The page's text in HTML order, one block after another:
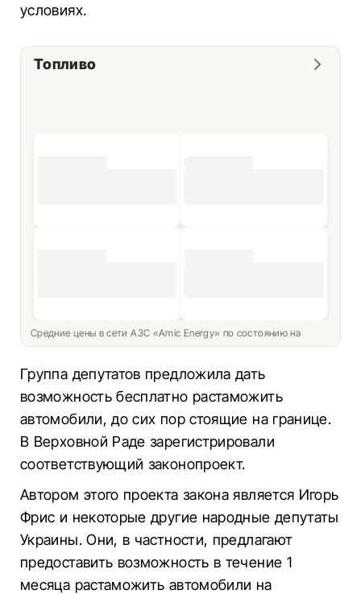
условиях.
Топливо
Средние цены в сети АЗС «Amic Energy» по состоянию на
Группа депутатов предложила дать
возможность бесплатно растаможить
автомобили, до сих пор стоящие на границе.
В Верховной Раде зарегистрировали
соответствующий законопроект.
Автором этого проекта закона является Игорь
Фрис и некоторые другие народные депутаты
Украины. Они, в частности, предлагают
предоставить возможность в течение 1
месяца растаможить автомобили на